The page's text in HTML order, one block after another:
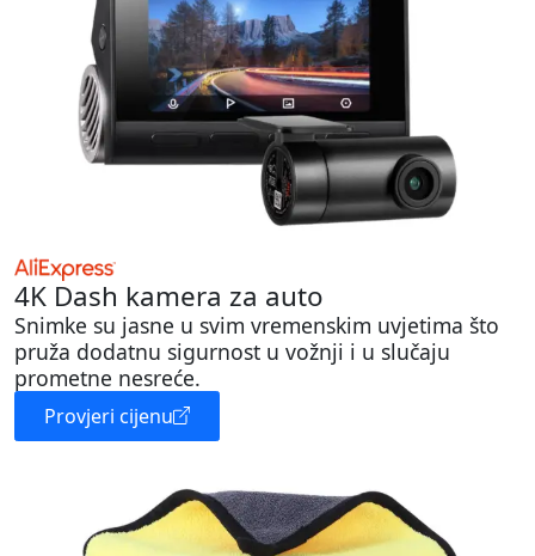
4K Dash kamera za auto
Snimke su jasne u svim vremenskim uvjetima što
pruža dodatnu sigurnost u vožnji i u slučaju
prometne nesreće.
Provjeri cijenu